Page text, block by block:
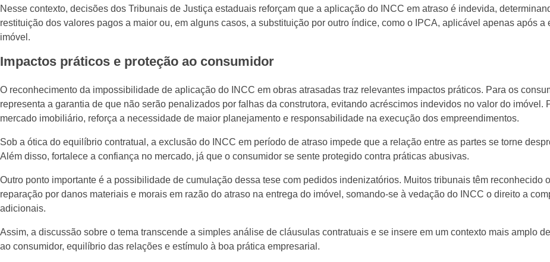
Nesse contexto, decisões dos Tribunais de Justiça estaduais reforçam que a aplicação do INCC em atraso é indevida,
restituição dos valores pagos a maior ou, em alguns casos, a substituição por outro índice, como o IPCA, aplicável apenas após a
imóvel.
Impactos práticos e proteção ao consumidor
O reconhecimento da impossibilidade de aplicação do INCC em obras atrasadas traz relevantes impactos práticos. Para os
representa a garantia de que não serão penalizados por falhas da construtora, evitando acréscimos indevidos no valor do imóvel.
mercado imobiliário, reforça a necessidade de maior planejamento e responsabilidade na execução dos empreendimentos.
Sob a ótica do equilíbrio contratual, a exclusão do INCC em período de atraso impede que a relação entre as partes se torne
Além disso, fortalece a confiança no mercado, já que o consumidor se sente protegido contra práticas abusivas.
Outro ponto importante é a possibilidade de cumulação dessa tese com pedidos indenizatórios. Muitos tribunais têm reconhecido
reparação por danos materiais e morais em razão do atraso na entrega do imóvel, somando-se à vedação do INCC o direito a
adicionais.
Assim, a discussão sobre o tema transcende a simples análise de cláusulas contratuais e se insere em um contexto mais amplo
ao consumidor, equilíbrio das relações e estímulo à boa prática empresarial.